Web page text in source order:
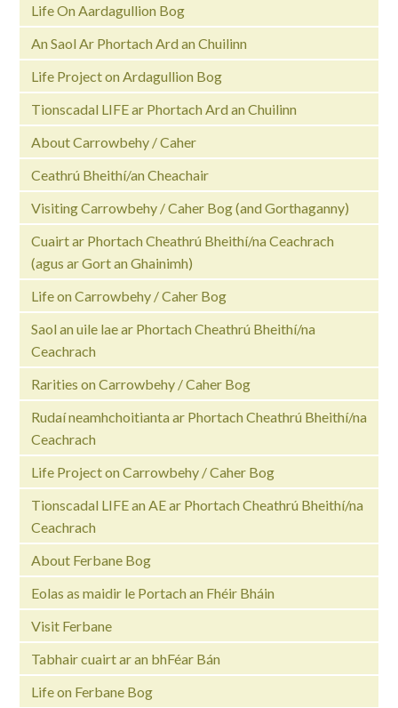
Life On Aardagullion Bog
An Saol Ar Phortach Ard an Chuilinn
Life Project on Ardagullion Bog
Tionscadal LIFE ar Phortach Ard an Chuilinn
About Carrowbehy / Caher
Ceathrú Bheithí/an Cheachair
Visiting Carrowbehy / Caher Bog (and Gorthaganny)
Cuairt ar Phortach Cheathrú Bheithí/na Ceachrach
(agus ar Gort an Ghainimh)
Life on Carrowbehy / Caher Bog
Saol an uile lae ar Phortach Cheathrú Bheithí/na
Ceachrach
Rarities on Carrowbehy / Caher Bog
Rudaí neamhchoitianta ar Phortach Cheathrú Bheithí/na
Ceachrach
Life Project on Carrowbehy / Caher Bog
Tionscadal LIFE an AE ar Phortach Cheathrú Bheithí/na
Ceachrach
About Ferbane Bog
Eolas as maidir le Portach an Fhéir Bháin
Visit Ferbane
Tabhair cuairt ar an bhFéar Bán
Life on Ferbane Bog